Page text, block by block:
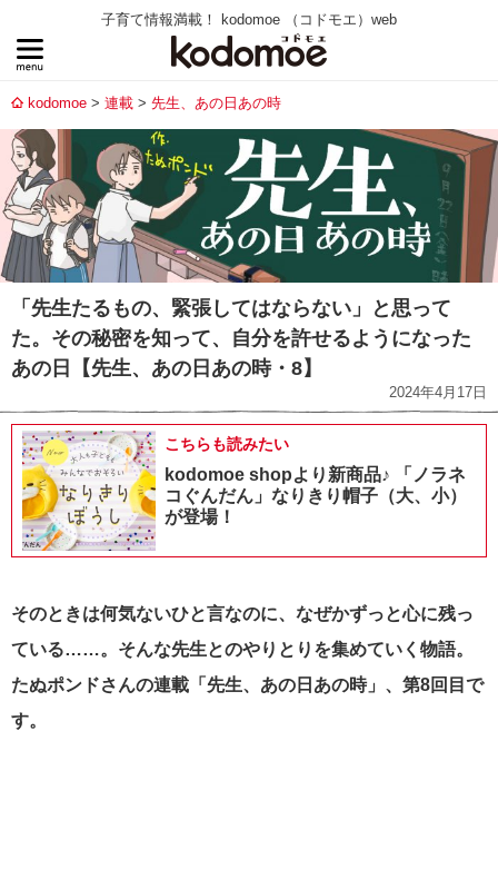
子育て情報満載！ kodomoe （コドモエ）web
kodomoe 連載 先生、あの日あの時
「先生たるもの、緊張してはならない」と思って
た。その秘密を知って、自分を許せるようになった
あの日【先生、あの日あの時・8】
2024年4月17日
こちらも読みたい
kodomoe shopより新商品♪ 「ノラネ
コぐんだん」なりきり帽子（大、小）
が登場！
そのときは何気ないひと言なのに、なぜかずっと心に残っ
ている……。そんな先生とのやりとりを集めていく物語。
たぬポンドさんの連載「先生、あの日あの時」、第8回目で
す。